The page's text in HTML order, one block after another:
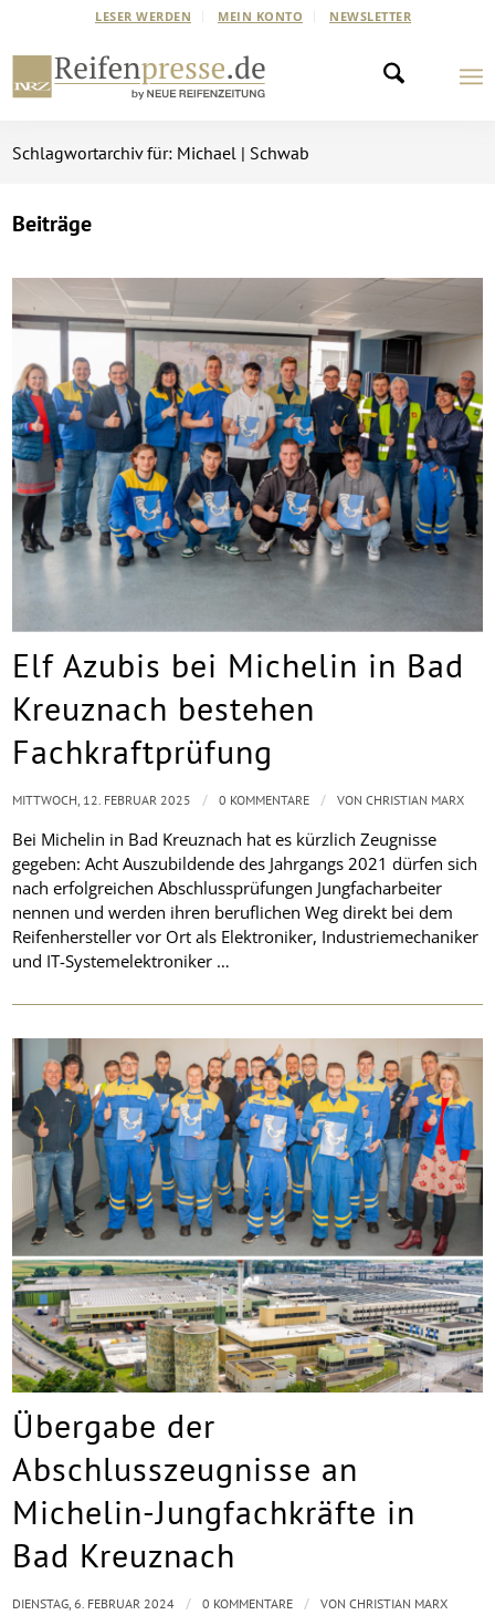
LESER WERDEN MEIN KONTO NEWSLETTER
Schlagwortarchiv für: Michael | Schwab
Beiträge
Elf Azubis bei Michelin in Bad
Kreuznach bestehen
Fachkraftprüfung
Bei Michelin in Bad Kreuznach hat es kürzlich Zeugnisse
gegeben: Acht Auszubildende des Jahrgangs 2021 dürfen sich
nach erfolgreichen Abschlussprüfungen Jungfacharbeiter
nennen und werden ihren beruflichen Weg direkt bei dem
Reifenhersteller vor Ort als Elektroniker, Industriemechaniker
und IT-Systemelektroniker …
MITTWOCH, 12. FEBRUAR 2025 / 0 KOMMENTARE / VONCHRISTIAN MARX
Übergabe der
Abschlusszeugnisse an
Michelin-Jungfachkräfte in
Bad Kreuznach
DIENSTAG, 6. FEBRUAR 2024 / 0 KOMMENTARE / VONCHRISTIAN MARX